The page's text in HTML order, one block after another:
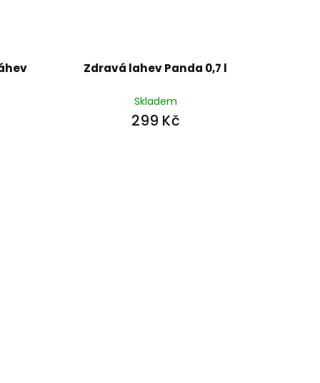
Zdravá lahev Panda 0,7 l
Skladem
299 Kč